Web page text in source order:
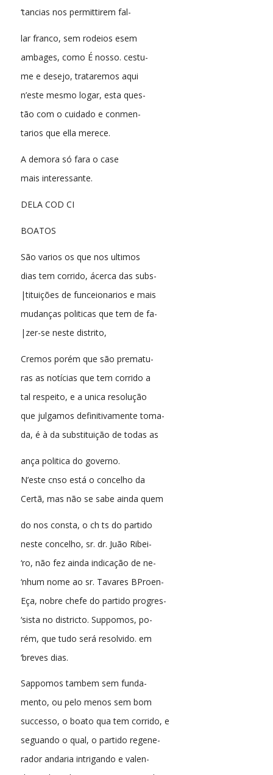
‘tancias nos permittirem fal-
lar franco, sem rodeios esem
ambages, como É nosso. cestu-
me e desejo, trataremos aqui
n’este mesmo logar, esta ques-
tão com o cuidado e conmen-
tarios que ella merece.
A demora só fara o case
mais interessante.
DELA COD CI
BOATOS
São varios os que nos ultimos
dias tem corrido, ácerca das subs-
|tituições de funceionarios e mais
mudanças politicas que tem de fa-
|zer-se neste distrito,
Cremos porém que são prematu-
ras as notícias que tem corrido a
tal respeito, e a unica resolução
que julgamos definitivamente toma-
da, é à da substituição de todas as
ança politica do governo.
N’este cnso está o concelho da
Certã, mas não se sabe ainda quem
do nos consta, o ch ts do partido
neste concelho, sr. dr. Juão Ribei-
‘ro, não fez ainda indicação de ne-
‘nhum nome ao sr. Tavares BProen-
Eça, nobre chefe do partido progres-
‘sista no districto. Suppomos, po-
rém, que tudo será resolvido. em
‘breves dias.
Sappomos tambem sem funda-
mento, ou pelo menos sem bom
successo, o boato qua tem corrido, e
seguando o qual, o partido regene-
rador andaria intrigando e valen-